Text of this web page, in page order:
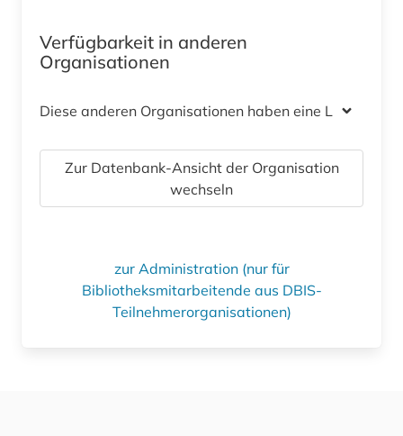
Verfügbarkeit in anderen
Organisationen
Diese anderen Organisationen haben eine Lizenz
Zur Datenbank-Ansicht der Organisation
wechseln
zur Administration (nur für
Bibliotheksmitarbeitende aus DBIS-
Teilnehmerorganisationen)